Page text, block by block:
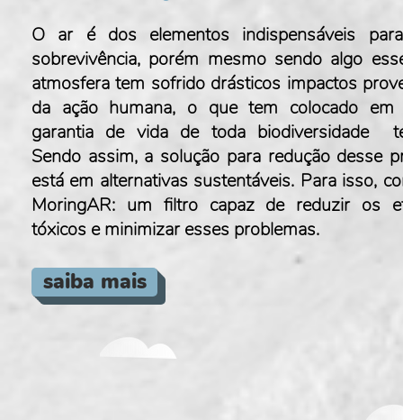
saiba mais
O ar é dos elementos indispensáveis
sobrevivência, porém mesmo sendo algo
atmosfera tem sofrido drásticos impactos
da ação humana, o que tem colocado
garantia de vida de toda biodiversidade
Sendo assim, a solução para redução desse
está em alternativas sustentáveis. Para isso,
MoringAR: um filtro capaz de reduzir os
tóxicos e minimizar esses problemas.